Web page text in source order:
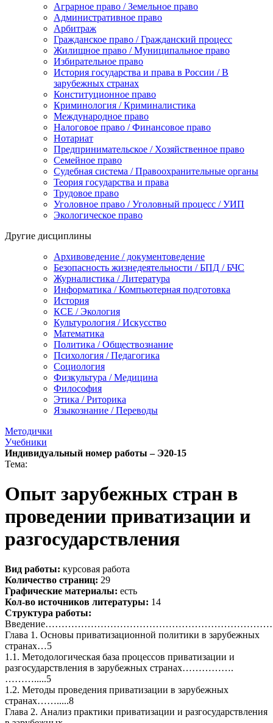
Аграрное право / Земельное право
Административное право
Арбитраж
Гражданское право / Гражданский процесс
Жилищное право / Муниципальное право
Избирательное право
История государства и права в России / В
зарубежных странах
Конституционное право
Криминология / Криминалистика
Международное право
Налоговое право / Финансовое право
Нотариат
Предпринимательское / Хозяйственное право
Семейное право
Судебная система / Правоохранительные органы
Теория государства и права
Трудовое право
Уголовное право / Уголовный процесс / УИП
Экологическое право
Другие дисциплины
Архивоведение / документоведение
Безопасность жизнедеятельности / БПД / БЧС
Журналистика / Литература
Информатика / Компьютерная подготовка
История
КСЕ / Экология
Культурология / Искусство
Математика
Политика / Обществознание
Психология / Педагогика
Социология
Физкультура / Медицина
Философия
Этика / Риторика
Языкознание / Переводы
Методички
Учебники
Индивидуальный номер работы – Э20-15
Тема:
Опыт зарубежных стран в
проведении приватизации и
разгосударствления
Вид работы: курсовая работа
Количество страниц: 29
Графические материалы: есть
Кол-во источников литературы: 14
Структура работы:
Глава 1. Основы приватизационной политики в зарубежных
странах…5
1.1. Методологическая база процессов приватизации и
разгосударствления в зарубежных странах…………….
……….....5
1.2. Методы проведения приватизации в зарубежных
странах…….....8
Глава 2. Анализ практики приватизации и разгосударствления